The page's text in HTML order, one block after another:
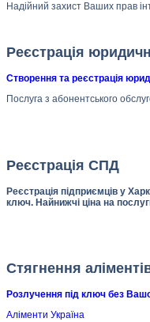
Надійний захист Ваших прав
Реєстрація
Створення та реєстрація
Послуга з абонентського
Реєстрація СПД
Реєстрація підприємців у
ключ. Найнижчі ціна на
Стягнення
Розлучення під ключ без
Аліменти Україна